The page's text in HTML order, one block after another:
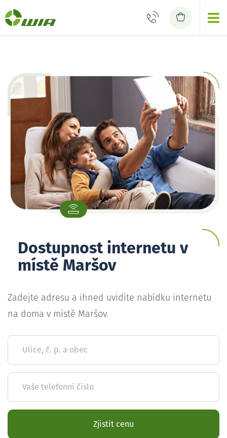
Dostupnost internetu v
místě Maršov
Zadejte adresu a ihned uvidíte nabídku internetu
na doma v místě Maršov.
Ulice, č. p. a obec
Vaše telefonní číslo
Zjistit cenu